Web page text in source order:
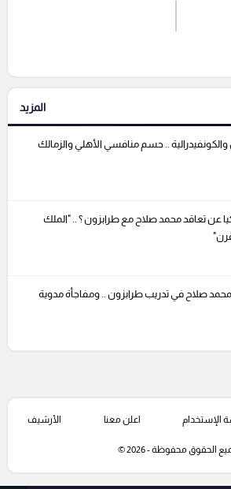
إرسال تعليق
المزيد
.. حسم منافسي الأهلي والزمالك
عن تعاقد محمد صلاح مع طرابزون ؟ .. "الملك
صلاح في تدريب طرابزون .. ومفاجأة مدوية
الإستخدام اعلن معنا الأرشيف
الحقوق محفوظة - 2026 ©